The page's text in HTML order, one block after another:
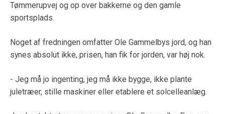
Tømmerupvej og op over bakkerne og den gamle
sportsplads.
Noget af fredningen omfatter Ole Gammelbys jord, og han
synes absolut ikke, prisen, han fik for jorden, var høj nok.
- Jeg må jo ingenting, jeg må ikke bygge, ikke plante
juletræer, stille maskiner eller etablere et solcelleanlæg.